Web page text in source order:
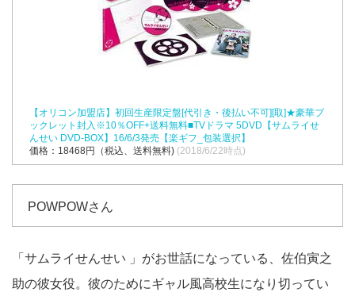
【オリコン加盟店】初回生産限定盤[代引き・後払い不可][取]★豪華ブ
ックレット封入※10％OFF+送料無料■TVドラマ 5DVD【サムライせ
んせい DVD-BOX】16/6/3発売【楽ギフ_包装選択】
価格：18468円（税込、送料無料) (2018/6/22時点)
POWPOWさん
「サムライせんせい 」がお世話になっている、佐伯寅之
助の彼女役。彼のためにギャル風高校生になり切ってい